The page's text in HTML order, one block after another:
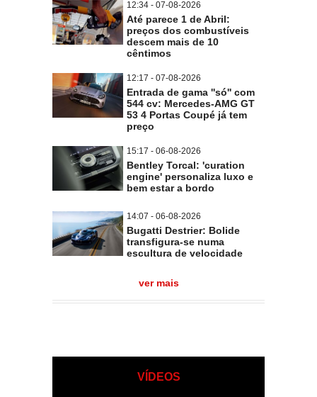
12:34 - 07-08-2026
Até parece 1 de Abril:
preços dos combustíveis
descem mais de 10
cêntimos
12:17 - 07-08-2026
Entrada de gama ''só'' com
544 cv: Mercedes-AMG GT
53 4 Portas Coupé já tem
preço
15:17 - 06-08-2026
Bentley Torcal: 'curation
engine' personaliza luxo e
bem estar a bordo
14:07 - 06-08-2026
Bugatti Destrier: Bolide
transfigura-se numa
escultura de velocidade
ver mais
VÍDEOS